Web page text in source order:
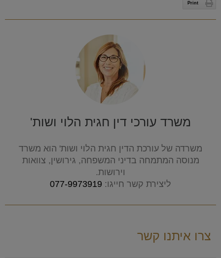
Print
משרד עורכי דין חגית הלוי ושות'
משרדה של עורכת הדין חגית הלוי ושות' הוא משרד
מנוסה המתמחה בדיני המשפחה, גירושין, צוואות
וירושות.
ליצירת קשר חייגו: 077-9973919
צרו איתנו קשר